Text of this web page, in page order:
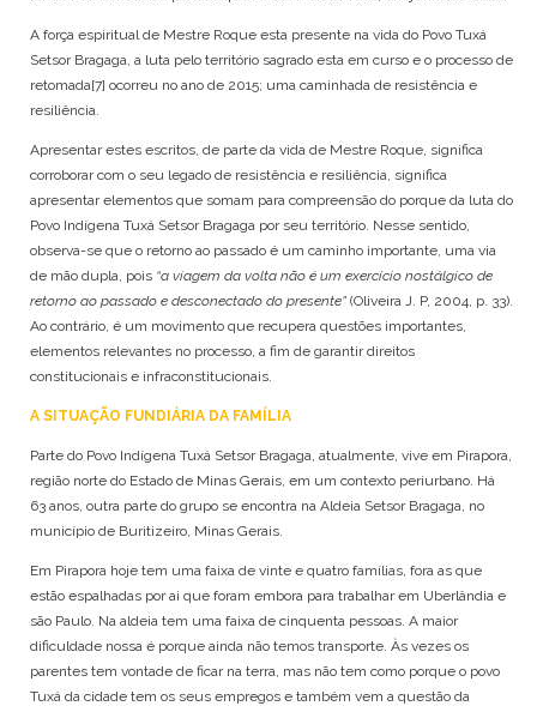
A força espiritual de Mestre Roque esta presente na vida do Povo Tuxá
Setsor Bragaga, a luta pelo território sagrado esta em curso e o processo de
retomada[7] ocorreu no ano de 2015; uma caminhada de resistência e
resiliência.
Apresentar estes escritos, de parte da vida de Mestre Roque, significa
corroborar com o seu legado de resistência e resiliência, significa
apresentar elementos que somam para compreensão do porque da luta do
Povo Indígena Tuxá Setsor Bragaga por seu território. Nesse sentido,
observa-se que o retorno ao passado é um caminho importante, uma via
de mão dupla, pois “a viagem da volta não é um exercício nostálgico de
retorno ao passado e desconectado do presente” (Oliveira J. P, 2004, p. 33).
Ao contrário, é um movimento que recupera questões importantes,
elementos relevantes no processo, a fim de garantir direitos
constitucionais e infraconstitucionais.
A SITUAÇÃO FUNDIÁRIA DA FAMÍLIA
Parte do Povo Indígena Tuxá Setsor Bragaga, atualmente, vive em Pirapora,
região norte do Estado de Minas Gerais, em um contexto periurbano. Há
63 anos, outra parte do grupo se encontra na Aldeia Setsor Bragaga, no
município de Buritizeiro, Minas Gerais.
Em Pirapora hoje tem uma faixa de vinte e quatro famílias, fora as que
estão espalhadas por ai que foram embora para trabalhar em Uberlândia e
são Paulo. Na aldeia tem uma faixa de cinquenta pessoas. A maior
dificuldade nossa é porque ainda não temos transporte. Às vezes os
parentes tem vontade de ficar na terra, mas não tem como porque o povo
Tuxá da cidade tem os seus empregos e também vem a questão da